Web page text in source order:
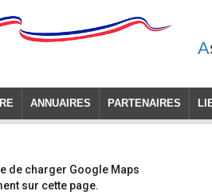
A
ANNUAIRES PARTENAIRES
de charger Google Maps
sur cette page.